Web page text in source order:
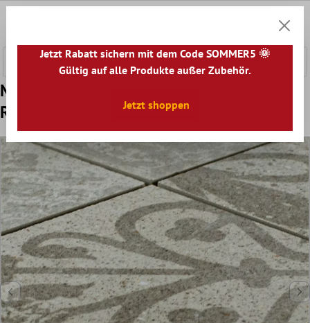
Muster von Keramikmosaik Fliesen Eylem
Retrooptik Beige Q95
Jetzt Rabatt sichern mit dem Code SOMMER5 🌞
Gültig auf alle Produkte außer Zubehör.
Jetzt shoppen